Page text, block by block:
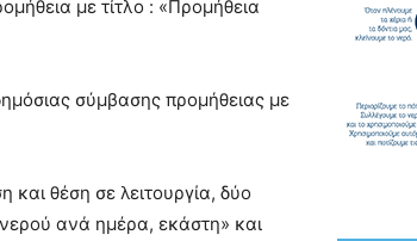
με τίτλο : «Προμήθεια
σύμβασης προμήθειας με
θέση σε λειτουργία, δύο
ανά ημέρα, εκάστη» και